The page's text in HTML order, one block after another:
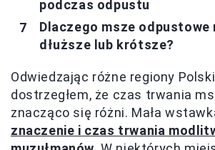
podczas odpustu
Dlaczego msze odpustowe
dłuższe lub krótsze?
Odwiedzając różne regiony
dostrzegłem, że czas trwania
znacząco się różni. Mała
znaczenie i czas trwania